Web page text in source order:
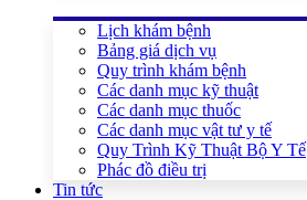
Lịch khám bệnh
Bảng giá dịch vụ
Quy trình khám bệnh
Các danh mục kỹ thuật
Các danh mục thuốc
Các danh mục vật tư y tế
Quy Trình Kỹ Thuật Bộ Y Tế
Phác đồ điều trị
Tin tức